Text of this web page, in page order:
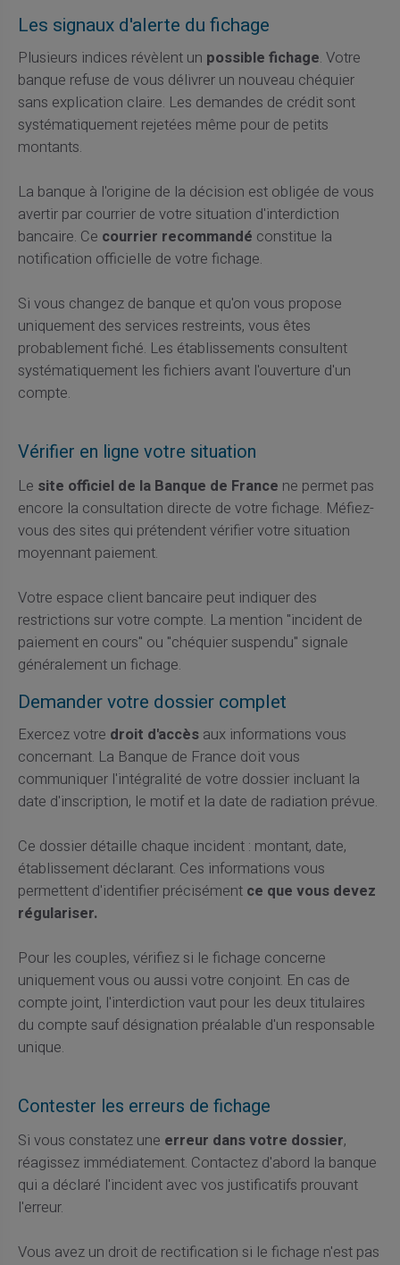
Les signaux d'alerte du fichage
Plusieurs indices révèlent un possible fichage. Votre
banque refuse de vous délivrer un nouveau chéquier
sans explication claire. Les demandes de crédit sont
systématiquement rejetées même pour de petits
montants.
La banque à l'origine de la décision est obligée de vous
avertir par courrier de votre situation d'interdiction
bancaire. Ce courrier recommandé constitue la
notification officielle de votre fichage.
Si vous changez de banque et qu'on vous propose
uniquement des services restreints, vous êtes
probablement fiché. Les établissements consultent
systématiquement les fichiers avant l'ouverture d'un
compte.
Vérifier en ligne votre situation
Le site officiel de la Banque de France ne permet pas
encore la consultation directe de votre fichage. Méfiez-
vous des sites qui prétendent vérifier votre situation
moyennant paiement.
Votre espace client bancaire peut indiquer des
restrictions sur votre compte. La mention "incident de
paiement en cours" ou "chéquier suspendu" signale
généralement un fichage.
Demander votre dossier complet
Exercez votre droit d'accèsaux informations vous
concernant. La Banque de France doit vous
communiquer l'intégralité de votre dossier incluant la
date d'inscription, le motif et la date de radiation prévue.
Ce dossier détaille chaque incident : montant, date,
établissement déclarant. Ces informations vous
permettent d'identifier précisément ce que vous devez
régulariser.
Pour les couples, vérifiez si le fichage concerne
uniquement vous ou aussi votre conjoint. En cas de
compte joint, l'interdiction vaut pour les deux titulaires
du compte sauf désignation préalable d'un responsable
unique.
Contester les erreurs de fichage
Si vous constatez une erreur dans votre dossier,
réagissez immédiatement. Contactez d'abord la banque
qui a déclaré l'incident avec vos justificatifs prouvant
l'erreur.
Vous avez un droit de rectification si le fichage n'est pas